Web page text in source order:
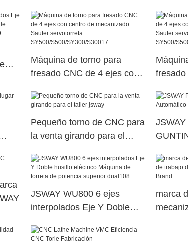
Máquina de torno para
fresado CNC de 4 ejes con
Sauter servotorreta
Sauter
Pequeño torno de CNC para
la venta girando para el
JSWAY WU800 6 ejes
interpolados Eje Y Doble
torreta de potencia superior
marca